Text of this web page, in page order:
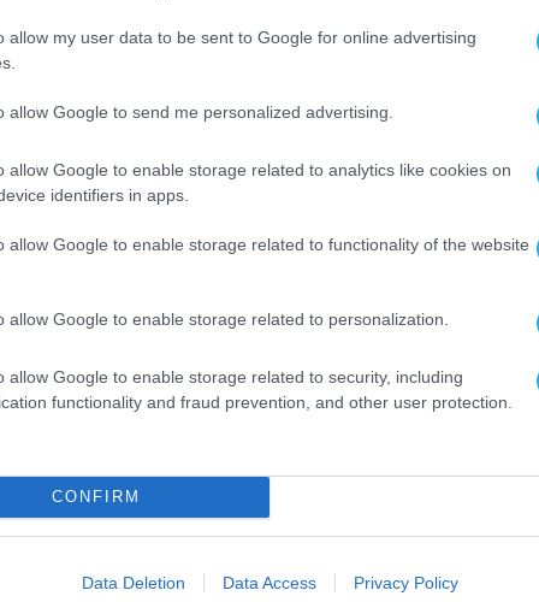
allow my user data to be sent to Google for online advertising
allow Google to send me personalized advertising.
allow Google to enable storage related to analytics like cookies on
identifiers in apps.
allow Google to enable storage related to functionality of the website
allow Google to enable storage related to personalization.
allow Google to enable storage related to security, including
functionality and fraud prevention, and other user protection.
CONFIRM
Data Deletion Data Access Privacy Policy
ο λόγος εισόδου, η διάρκεια
να γίνεται απομακρυσμένα, σε real
υπήρχε υποχρέωση πελατολογίου, η οποία
ευέλικτο και φιλικό προς τον χρήστη
δεν θα περιοριστεί στον κλάδο της
σε δεύτερη φάση θα εφαρμοστεί και σε
όπως δεξιώσεις, μουσικές εκδηλώσεις, γάμοι
όλοι θα οφείλουν να δηλώνουν τους πελάτες